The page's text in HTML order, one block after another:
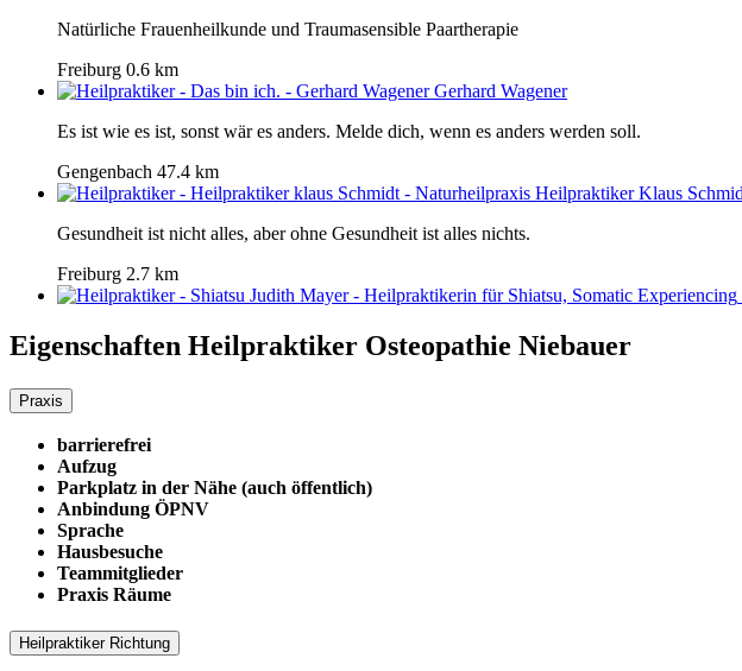
Natürliche Frauenheilkunde und Traumasensible Paartherapie
Freiburg 0.6 km
Gerhard Wagener
Es ist wie es ist, sonst wär es anders. Melde dich, wenn es anders werden soll.
Gengenbach 47.4 km
Gesundheit ist nicht alles, aber ohne Gesundheit ist alles nichts.
Freiburg 2.7 km
Eigenschaften Heilpraktiker Osteopathie Niebauer
Praxis
barrierefrei
Aufzug
Parkplatz in der Nähe (auch öffentlich)
Anbindung ÖPNV
Sprache
Hausbesuche
Teammitglieder
Praxis Räume
Heilpraktiker Richtung